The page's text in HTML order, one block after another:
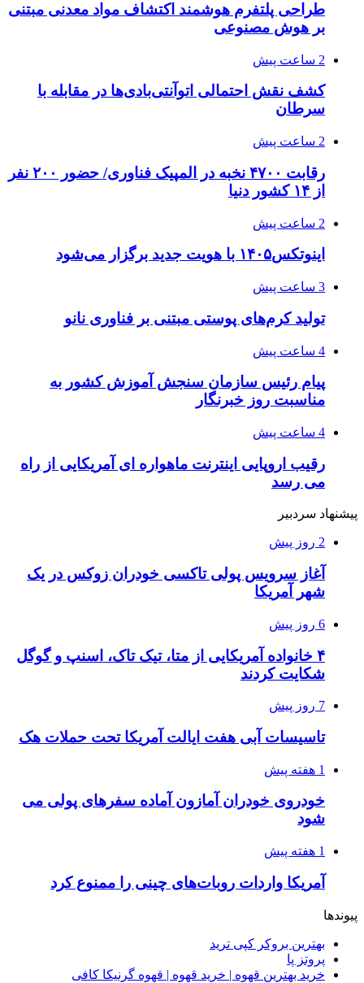
طراحی پلتفرم هوشمند اکتشاف مواد معدنی مبتنی
بر هوش مصنوعی
2 ساعت پیش
کشف نقش احتمالی اتوآنتی‌بادی‌ها در مقابله با
سرطان
2 ساعت پیش
رقابت ۴۷۰۰ نخبه در المپیک فناوری/ حضور ۲۰۰ نفر
از ۱۴ کشور دنیا
2 ساعت پیش
اینوتکس۱۴۰۵ با هویت جدید برگزار می‌شود
3 ساعت پیش
تولید کرم‌های پوستی مبتنی بر فناوری نانو
4 ساعت پیش
پیام رئیس سازمان سنجش آموزش کشور به
مناسبت روز خبرنگار
4 ساعت پیش
رقیب اروپایی اینترنت ماهواره ای آمریکایی از راه
می رسد
پیشنهاد سردبیر
2 روز پیش
آغاز سرویس پولی تاکسی خودران زوکس در یک
شهر آمریکا
6 روز پیش
۴ خانواده آمریکایی از متا، تیک تاک، اسنپ و گوگل
شکایت کردند
7 روز پیش
تاسیسات آبی هفت ایالت آمریکا تحت حملات هک
1 هفته پیش
خودروی خودران آمازون آماده سفرهای پولی می
شود
1 هفته پیش
آمریکا واردات روبات‌های چینی را ممنوع کرد
پیوندها
بهترین بروکر کپی ترید
پروتز پا
خرید بهترین قهوه | خرید قهوه | قهوه گرنیکا کافی